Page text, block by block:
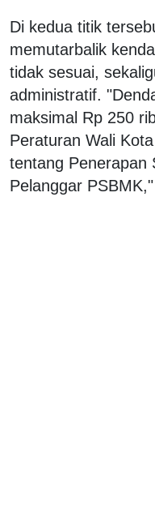
Di kedua titik
memutarbalik
tidak sesuai,
administratif.
maksimal Rp 250
Peraturan Wali
tentang Penerapan
Pelanggar